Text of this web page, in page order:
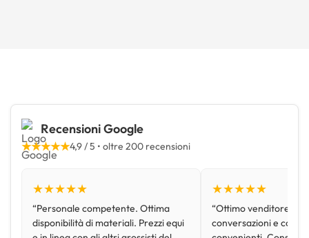
Recensioni Google
★★★★★4,9 / 5 • oltre 200 recensioni
★★★★★
“Personale competente. Ottima
disponibilità di materiali. Prezzi equi
★★★★★
“Ottimo venditore,
conversazioni e con